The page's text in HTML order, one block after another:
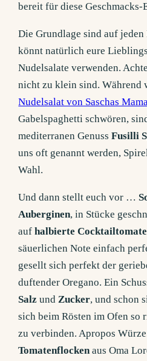
bereit für diese Geschmacks-
Die Grundlage sind auf
könnt natürlich eure
Nudelsalate verwenden.
nicht zu klein sind. Während
Nudelsalat von Saschas
Gabelspaghetti schwören,
mediterranen GenussFusilli
uns oft genannt werden,
Wahl.
Und dann stellt euch vor …
Auberginen, in Stücke
aufhalbierte
säuerlichen Note einfach
gesellt sich perfekt der
duftender Oregano. Ein
Salz undZucker, und schon
sich beim Rösten im Ofen so
zu verbinden. Apropos
Tomatenflockenaus Oma